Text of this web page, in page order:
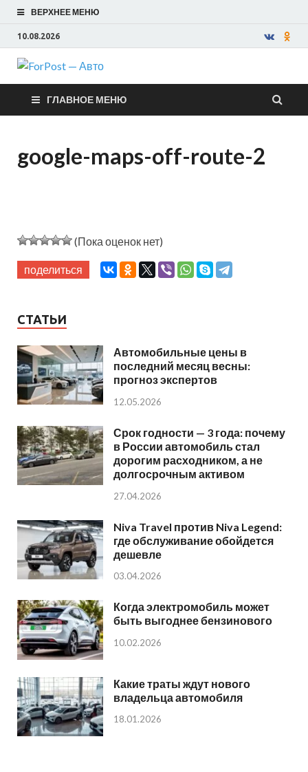
ВЕРХНЕЕ МЕНЮ
10.08.2026
ForPost —
Авто
ГЛАВНОЕ МЕНЮ
google-maps-off-route-2
(Пока оценок нет)
поделиться
СТАТЬИ
Автомобильные цены в
последний месяц весны:
прогноз экспертов
12.05.2026
Срок годности — 3 года: почему
в России автомобиль стал
дорогим расходником, а не
долгосрочным активом
27.04.2026
Niva Travel против Niva Legend:
где обслуживание обойдется
дешевле
03.04.2026
Когда электромобиль может
быть выгоднее бензинового
10.02.2026
Какие траты ждут нового
владельца автомобиля
18.01.2026